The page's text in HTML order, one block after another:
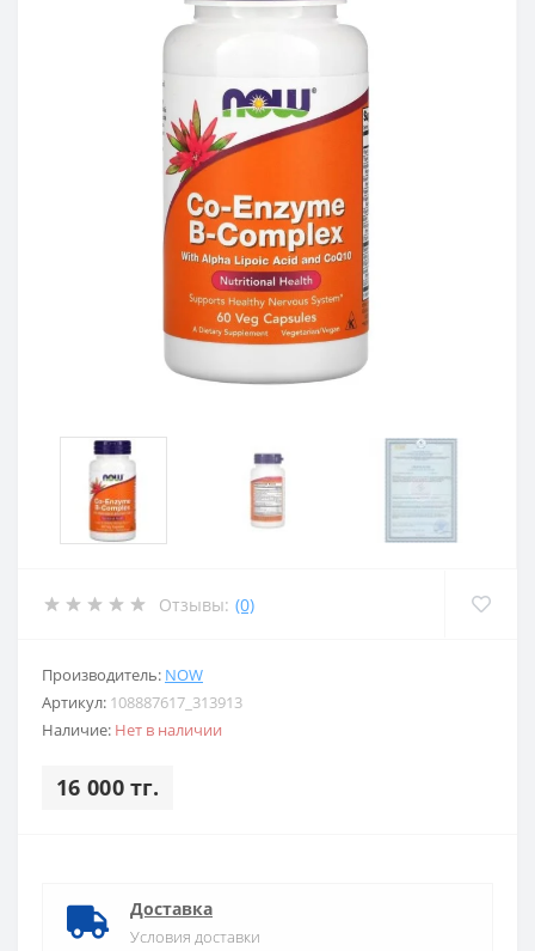
Отзывы: (0)
Производитель: NOW
Артикул: 108887617_313913
Наличие: Нет в наличии
16 000 тг.
Доставка
Условия доставки